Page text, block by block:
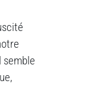
semble